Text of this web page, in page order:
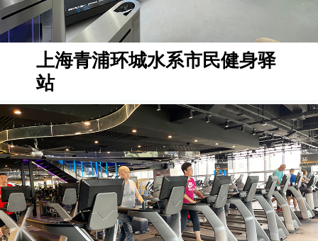
上海青浦环城水系市民健身驿
站